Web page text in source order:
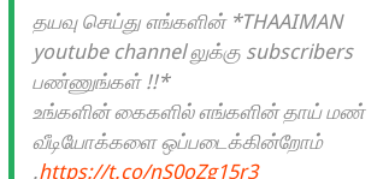
தயவு செய்து எங்களின் *THAAIMAN
youtube channel லுக்கு subscribers
பண்ணுங்கள் !!*
உங்களின் கைகளில் எங்களின் தாய் மண்
வீடியோக்களை ஒப்படைக்கின்றோம்
.https://t.co/nS0oZg15r3